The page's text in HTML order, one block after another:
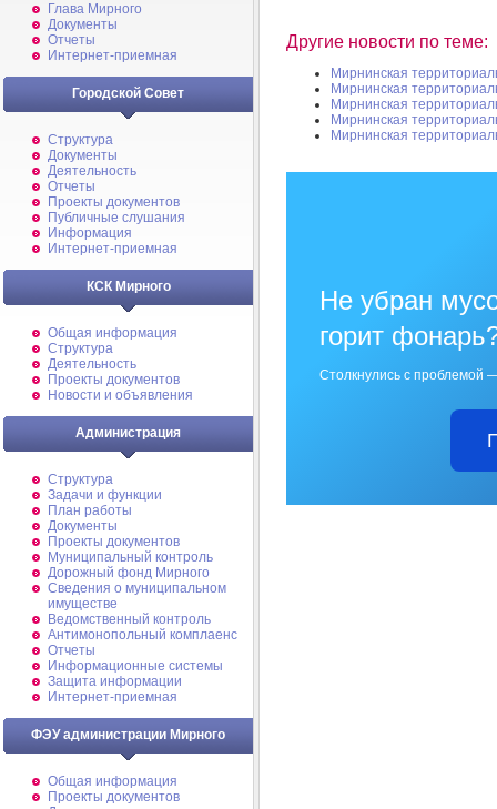
Глава Мирного
Документы
Отчеты
Интернет-приемная
Городской Совет
Структура
Документы
Деятельность
Отчеты
Проекты документов
Публичные слушания
Информация
Интернет-приемная
КСК Мирного
Общая информация
Структура
Деятельность
Проекты документов
Новости и объявления
Администрация
Структура
Задачи и функции
План работы
Документы
Проекты документов
Муниципальный контроль
Дорожный фонд Мирного
Cведения о муниципальном
имуществе
Ведомственный контроль
Антимонопольный комплаенс
Отчеты
Информационные системы
Защита информации
Интернет-приемная
ФЭУ администрации Мирного
Общая информация
Проекты документов
Другие новости по теме:
Мирнинская
Мирнинская
Мирнинская
Мирнинская
Мирнинская
Не убран
горит
Столкнулись с проблемой